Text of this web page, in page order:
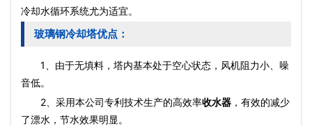
冷却水循环系统尤为适宜。
玻璃钢冷却塔优点：
1、由于无填料，塔内基本处于空心状态，风机阻力小、噪
音低。
2、采用本公司专利技术生产的高效率收水器 ，有效的减少
了漂水，节水效果明显。